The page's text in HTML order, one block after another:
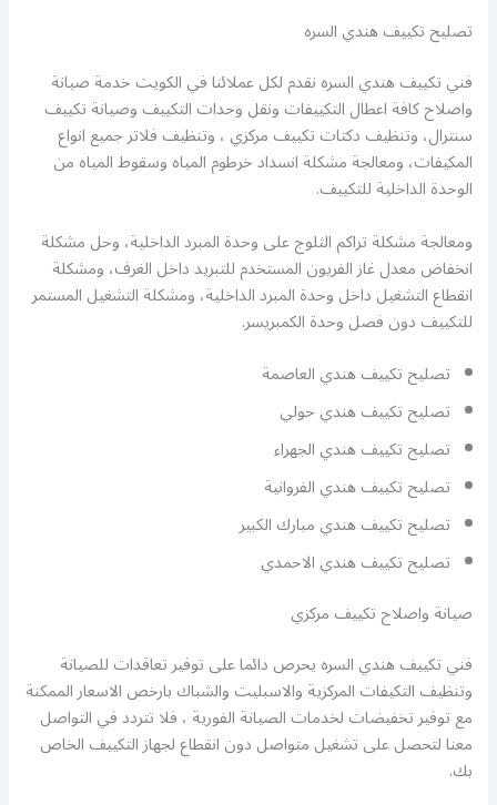
تصليح تكييف هندي السره
فني تكييف هندي السره نقدم لكل عملائنا في الكويت خدمة صيانة
واصلاح كافة اعطال التكييفات ونقل وحدات التكييف وصيانة تكييف
سنترال، وتنظيف دكتات تكييف مركزي ، وتنظيف فلاتر جميع انواع
المكيفات، ومعالجة مشكلة انسداد خرطوم المياه وسقوط المياه من
الوحدة الداخلية للتكييف.
ومعالجة مشكلة تراكم الثلوج على وحدة المبرد الداخلية، وحل مشكلة
انخفاض معدل غاز الفريون المستخدم للتبريد داخل الغرف، ومشكلة
انقطاع التشغيل داخل وحدة المبرد الداخلية، ومشكلة التشغيل المستمر
للتكييف دون فصل وحدة الكمبريسر.
تصليح تكييف هندي العاصمة
تصليح تكييف هندي حولي
تصليح تكييف هندي الجهراء
تصليح تكييف هندي الفروانية
تصليح تكييف هندي مبارك الكبير
تصليح تكييف هندي الاحمدي
صيانة واصلاح تكييف مركزي
فني تكييف هندي السره يحرص دائما على توفير تعاقدات للصيانة
وتنظيف التكيفات المركزية والاسبليت والشباك بارخص الاسعار الممكنة
مع توفير تخفيضات لخدمات الصيانة الفورية ، فلا تتردد في التواصل
معنا لتحصل على تشغيل متواصل دون انقطاع لجهاز التكييف الخاص
بك.